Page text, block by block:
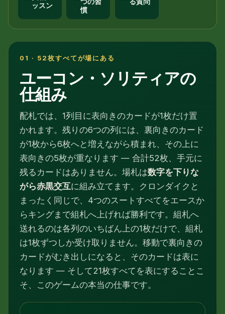
ッスン
慣
01 · 52枚すべてが場にある
ユーコン・ソリティアの
仕組み
配札では、1列目に表向きのカードが1枚だけ置
かれます。残りの6つの列には、裏向きのカード
が1枚から6枚へと増えながら積まれ、その上に
表向きの5枚が重なります — 合計52枚、手元に
残るカードはありません。場札は数字を下りな
がら赤黒交互に組み立てます。クロンダイクと
まったく同じで、4つのスートすべてをエースか
らキングまで組札へ上げれば勝利です。組札へ
送れるのは各列のいちばん上の1枚だけで、組札
は1枚ずつしか受け取りません。移動で裏向きの
カードがむき出しになると、そのカードは表に
なります — そして21枚すべてを表にすることこ
そ、このゲームの本当の仕事です。